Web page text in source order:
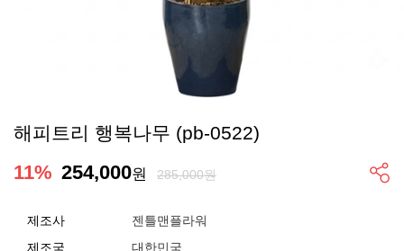
해피트리 행복나무 (pb-0522)
11% 254,000원 285,000원
제조사
젠틀맨플라워
제조국
대한민국